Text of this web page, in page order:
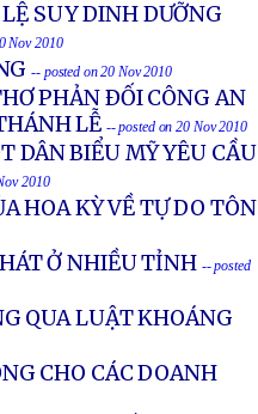
SUY DINH DƯỠNG
Nov 2010
-- posted on 20 Nov 2010
PHẢN ÐỐI CÔNG AN
LỄ -- posted on 20 Nov 2010
DÂN BIỂU MỸ YÊU CẦU
2010
HOA KỲ VỀ TỰ DO TÔN
Ở NHIỀU TỈNH -- posted
QUA LUẬT KHOÁNG
CHO CÁC DOANH